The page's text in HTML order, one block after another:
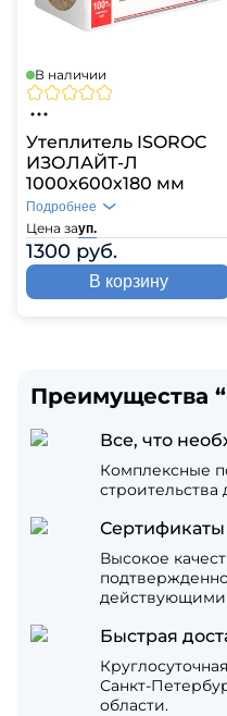
В наличии
Утеплитель ISOROC
ИЗОЛАЙТ-Л
1000х600х180 мм
Цена зауп.
1300 руб.
Подробнее
В корзину
Преимущества
Все, что
Комплексные
строительства
Сертификаты
Высокое
действующими
Быстрая
Санкт-
области.